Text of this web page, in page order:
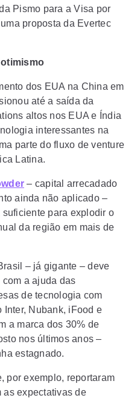
Pismo para a Visa por
proposta da Evertec
dos EUA na China em
até a saída da
altos nos EUA e Índia
interessantes na
parte do fluxo de venture
Latina.
– capital arrecadado
ainda não aplicado –
para explodir o
da região em mais de
– já gigante – deve
a ajuda das
de tecnologia com
Inter, Nubank, iFood e
a marca dos 30% de
nos últimos anos –
estagnado.
por exemplo, reportaram
as expectativas de